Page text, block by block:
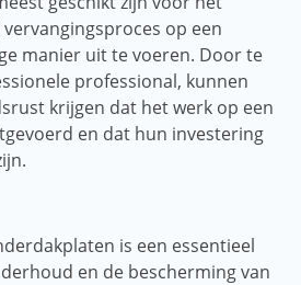
op een
manier uit te voeren. Door te
professional, kunnen
krijgen dat het werk op een
en dat hun investering
is een essentieel
en de bescherming van